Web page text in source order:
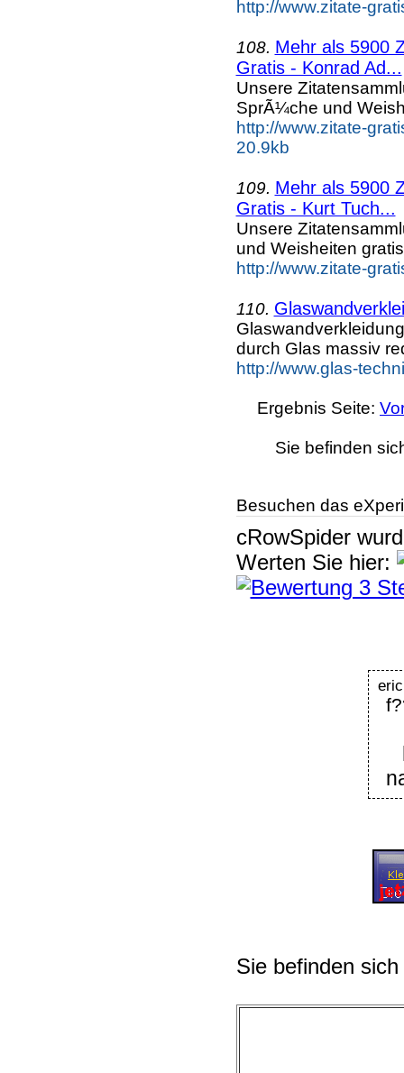
http://www.zitate-
108. Mehr als 5900
Gratis - Konrad Ad...
Unsere
SprÃ¼che und
http://www.zitate-
20.9kb
109. Mehr als 5900
Gratis - Kurt Tuch...
Unsere
und Weisheiten
http://www.zitate-
110.
durch Glas massiv
http://www.glas-
Ergebnis Seite:
Sie befinden
Besuchen das
cRowSpider
Werten Sie hier:
Sie befinden